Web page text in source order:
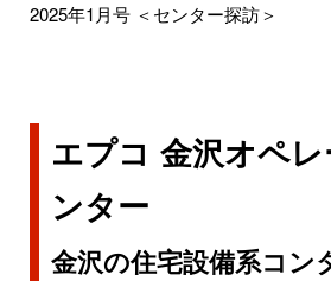
2025年1月号 ＜センター探訪＞
エプコ 金沢オペ
ンター
金沢の住宅設備系コン